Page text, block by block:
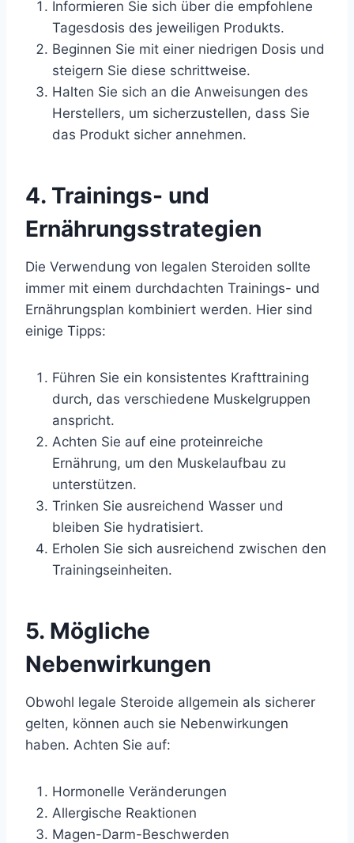
Informieren Sie sich über die empfohlene
Tagesdosis des jeweiligen Produkts.
Beginnen Sie mit einer niedrigen Dosis und
steigern Sie diese schrittweise.
Halten Sie sich an die Anweisungen des
Herstellers, um sicherzustellen, dass Sie
das Produkt sicher annehmen.
4. Trainings- und
Ernährungsstrategien
Die Verwendung von legalen Steroiden sollte
immer mit einem durchdachten Trainings- und
Ernährungsplan kombiniert werden. Hier sind
einige Tipps:
Führen Sie ein konsistentes Krafttraining
durch, das verschiedene Muskelgruppen
anspricht.
Achten Sie auf eine proteinreiche
Ernährung, um den Muskelaufbau zu
unterstützen.
Trinken Sie ausreichend Wasser und
bleiben Sie hydratisiert.
Erholen Sie sich ausreichend zwischen den
Trainingseinheiten.
5. Mögliche
Nebenwirkungen
Obwohl legale Steroide allgemein als sicherer
gelten, können auch sie Nebenwirkungen
haben. Achten Sie auf:
Hormonelle Veränderungen
Allergische Reaktionen
Magen-Darm-Beschwerden